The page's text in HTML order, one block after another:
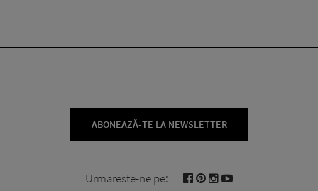
ABONEAZĂ-TE LA NEWSLETTER
Urmareste-ne pe: